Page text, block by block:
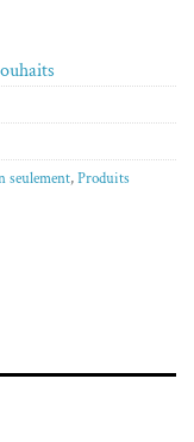
seulement,Produits